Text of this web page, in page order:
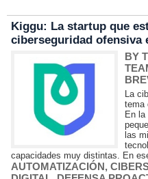
Kiggu: La startup que
ciberseguridad ofensiva
BY
La
tema
En
las
capacidades muy distintas. En
AUTOMATIZACIÓN,